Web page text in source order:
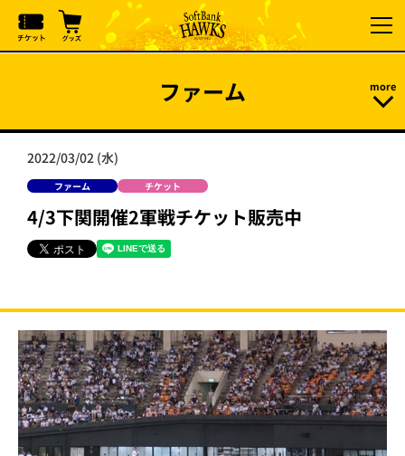
ファーム
2022/03/02 (水)
ファーム チケット
4/3下関開催2軍戦チケット販売中